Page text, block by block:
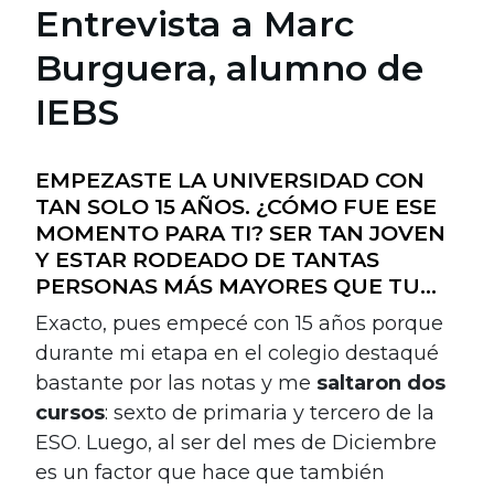
Entrevista a Marc
Burguera, alumno de
IEBS
EMPEZASTE LA UNIVERSIDAD CON
TAN SOLO 15 AÑOS. ¿CÓMO FUE ESE
MOMENTO PARA TI? SER TAN JOVEN
Y ESTAR RODEADO DE TANTAS
PERSONAS MÁS MAYORES QUE TU…
Exacto, pues empecé con 15 años porque
durante mi etapa en el colegio destaqué
bastante por las notas y me saltaron dos
cursos: sexto de primaria y tercero de la
ESO. Luego, al ser del mes de Diciembre
es un factor que hace que también